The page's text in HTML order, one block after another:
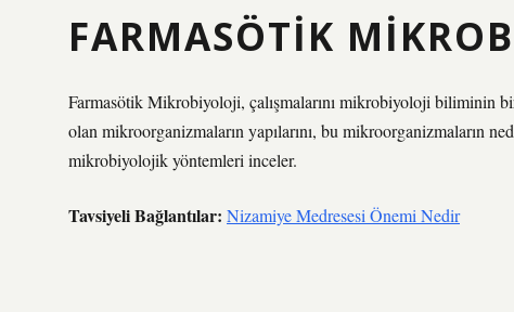
FARMASÖTIK
Farmasötik Mikrobiyoloji, çalışmalarını mikrobiyoloji biliminin
olan mikroorganizmaların yapılarını, bu mikroorganizmaların
mikrobiyolojik yöntemleri inceler.
Tavsiyeli Bağlantılar: Nizamiye Medresesi Önemi Nedir